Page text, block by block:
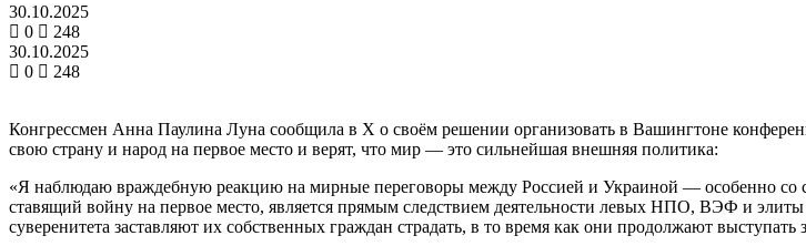
30.10.2025
0
248
30.10.2025
0
248
Конгрессмен Анна Паулина Луна сообщила в Х о своём решении организовать в Вашингтоне
свою страну и народ на первое место и верят, что мир — это сильнейшая внешняя политика:
«Я наблюдаю враждебную реакцию на мирные переговоры между Россией и Украиной — особенно
ставящий войну на первое место, является прямым следствием деятельности левых НПО, ВЭФ и
суверенитета заставляют их собственных граждан страдать, в то время как они продолжают выступать